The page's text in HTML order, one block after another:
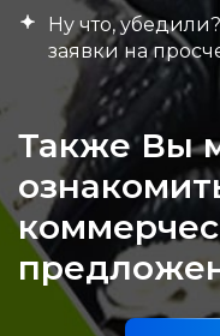
Ну что,
заявки на
Также Вы